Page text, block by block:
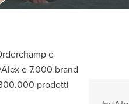
e
e 7.000 brand
prodotti